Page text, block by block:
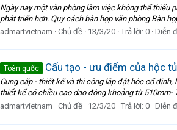
Ngày nay một văn phòng làm việc không thể thiếu
phát triển hơn. Quy cách bàn họp văn phòng Bàn
admartvietnam
Chủ đề 13/3/20 Trả lời: 0 Diễn
Toàn quốc Cấu tạo - ưu điểm của hộc
Cung cấp - thiết kế và thi công lắp đặt hộc cố
thiết kế có chiều cao dao động khoảng từ 510mm-
admartvietnam
Chủ đề 12/3/20 Trả lời: 0 Diễn